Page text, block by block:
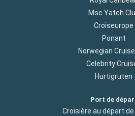
Msc Yatch
Croiseurope
Ponant
Norwegian
Celebrity
Hurtigruten
Port de
Croisière au départ